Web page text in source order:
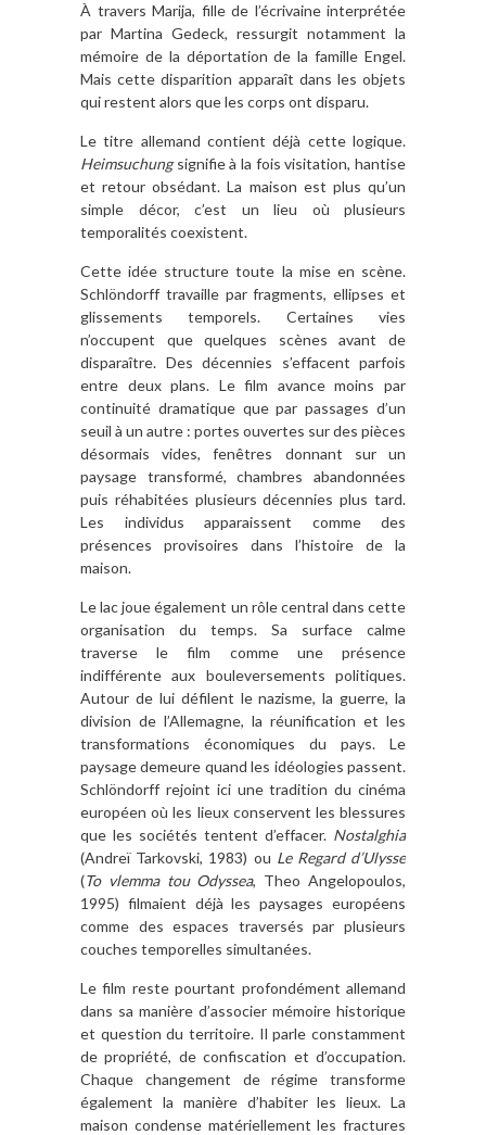
À travers Marija, fille de l’écrivaine interprétée
par Martina Gedeck, ressurgit notamment la
mémoire de la déportation de la famille Engel.
Mais cette disparition apparaît dans les objets
qui restent alors que les corps ont disparu.
Le titre allemand contient déjà cette logique.
Heimsuchungsignifie à la fois visitation, hantise
et retour obsédant. La maison est plus qu’un
simple décor, c’est un lieu où plusieurs
temporalités coexistent.
Cette idée structure toute la mise en scène.
Schlöndorff travaille par fragments, ellipses et
glissements temporels. Certaines vies
n’occupent que quelques scènes avant de
disparaître. Des décennies s’effacent parfois
entre deux plans. Le film avance moins par
continuité dramatique que par passages d’un
seuil à un autre : portes ouvertes sur des pièces
désormais vides, fenêtres donnant sur un
paysage transformé, chambres abandonnées
puis réhabitées plusieurs décennies plus tard.
Les individus apparaissent comme des
présences provisoires dans l’histoire de la
maison.
Le lac joue également un rôle central dans cette
organisation du temps. Sa surface calme
traverse le film comme une présence
indifférente aux bouleversements politiques.
Autour de lui défilent le nazisme, la guerre, la
division de l’Allemagne, la réunification et les
transformations économiques du pays. Le
paysage demeure quand les idéologies passent.
Schlöndorff rejoint ici une tradition du cinéma
européen où les lieux conservent les blessures
que les sociétés tentent d’effacer. Nostalghia
(Andreï Tarkovski, 1983) ou Le Regard d’Ulysse
(To vlemma tou Odyssea, Theo Angelopoulos,
1995) filmaient déjà les paysages européens
comme des espaces traversés par plusieurs
couches temporelles simultanées.
Le film reste pourtant profondément allemand
dans sa manière d’associer mémoire historique
et question du territoire. Il parle constamment
de propriété, de confiscation et d’occupation.
Chaque changement de régime transforme
également la manière d’habiter les lieux. La
maison condense matériellement les fractures